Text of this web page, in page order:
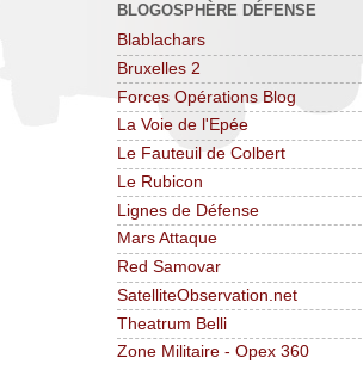
BLOGOSPHÈRE DÉFENSE
Blablachars
Bruxelles 2
Forces Opérations Blog
La Voie de l'Epée
Le Fauteuil de Colbert
Le Rubicon
Lignes de Défense
Mars Attaque
Red Samovar
SatelliteObservation.net
Theatrum Belli
Zone Militaire - Opex 360